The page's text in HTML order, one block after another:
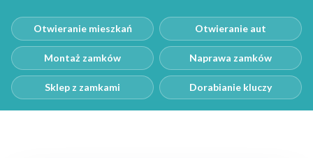
Otwieranie mieszkań Otwieranie aut
Montaż zamków Naprawa zamków
Sklep z zamkami Dorabianie kluczy